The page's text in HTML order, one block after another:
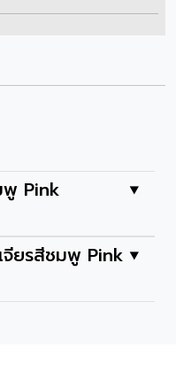
พู Pink
⯆
จียรสีชมพู Pink ⯆